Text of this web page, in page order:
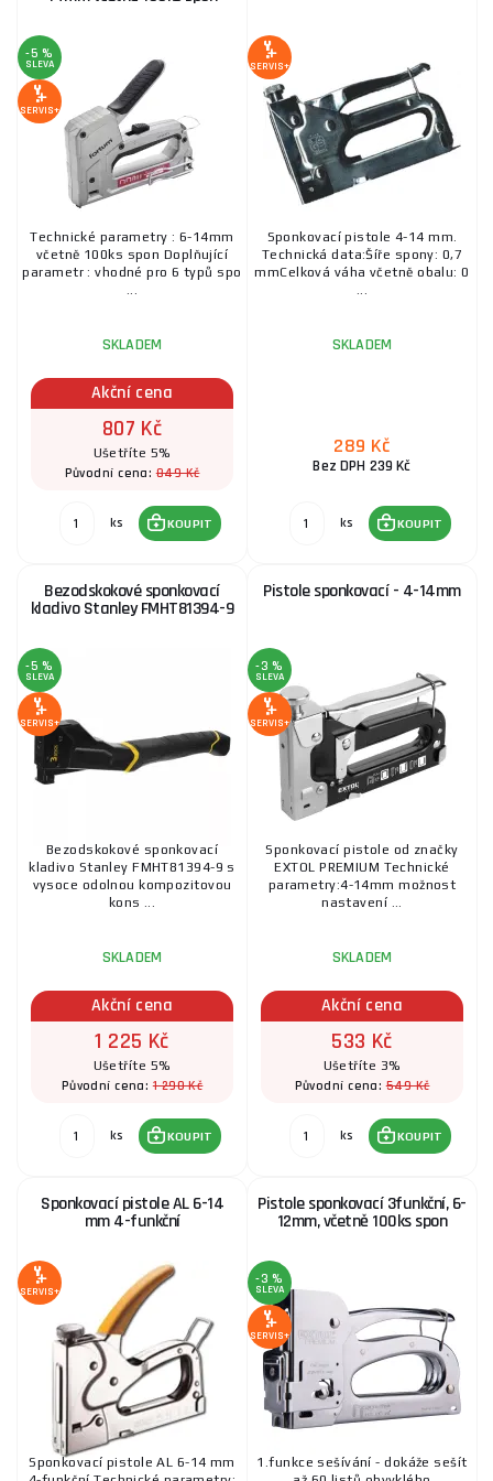
-5 %
SLEVA
SERVIS+
Technické parametry : 6-14mm
včetně 100ks spon Doplňující
parametr : vhodné pro 6 typů spo
...
SKLADEM
Akční cena
807 Kč
Ušetříte 5%
Původní cena:849 Kč
ks KOUPIT
SERVIS+
Sponkovací pistole 4-14 mm.
Technická data:Šíře spony: 0,7
mmCelková váha včetně obalu: 0
...
SKLADEM
289 Kč
Bez DPH 239 Kč
ks KOUPIT
Bezodskokové sponkovací
kladivo Stanley FMHT81394-9
-5 %
SLEVA
SERVIS+
Bezodskokové sponkovací
kladivo Stanley FMHT81394-9 s
vysoce odolnou kompozitovou
kons ...
SKLADEM
Akční cena
1 225 Kč
Ušetříte 5%
Původní cena:1 290 Kč
ks KOUPIT
Pistole sponkovací - 4-14mm
-3 %
SLEVA
SERVIS+
Sponkovací pistole od značky
EXTOL PREMIUM Technické
parametry:4-14mm možnost
nastavení ...
SKLADEM
Akční cena
533 Kč
Ušetříte 3%
Původní cena:549 Kč
ks KOUPIT
Sponkovací pistole AL 6-14
mm 4-funkční
SERVIS+
Sponkovací pistole AL 6-14 mm
Pistole sponkovací 3funkční, 6-
12mm, včetně 100ks spon
-3 %
SLEVA
SERVIS+
1.funkce sešívání - dokáže sešít